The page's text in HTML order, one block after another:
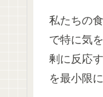
私たちの
で特に気
剰に反応
を最小限